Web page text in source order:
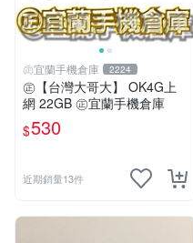
㊣宜蘭手機倉庫 2224
㊣【台灣大哥大】 OK4G上
網 22GB ㊣宜蘭手機倉庫
$530
近期銷量13件